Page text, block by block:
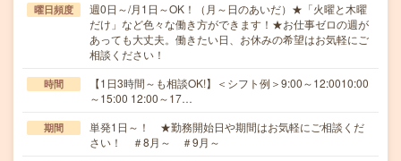
曜日頻度
週0日～/月1日～OK！（月～日のあいだ）★「火曜と木曜
だけ」など色々な働き方ができます！★お仕事ゼロの週が
あっても大丈夫。働きたい日、お休みの希望はお気軽にご
相談ください！
時間
【1日3時間～も相談OK!】＜シフト例＞9:00～12:0010:00
～15:00 12:00～17…
期間
単発1日～！ ★勤務開始日や期間はお気軽にご相談くだ
さい！ ＃8月～ ＃9月～